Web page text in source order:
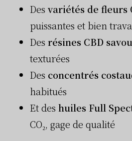
Des variétés de fleurs
puissantes et bien
Des résines CBD
texturées
Des concentrés
habitués
Et des huiles Full
CO₂, gage de qualité